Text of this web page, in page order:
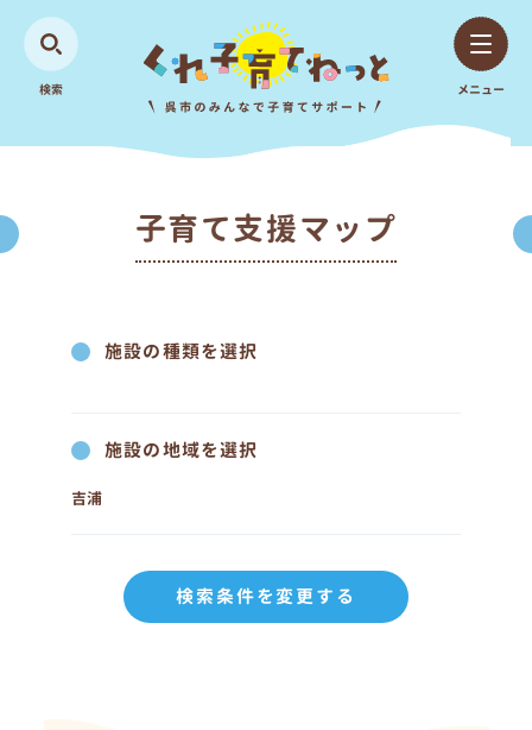
検索 メニュー
子育て支援マップ
施設の種類を選択
施設の地域を選択
吉浦
検索条件を変更する